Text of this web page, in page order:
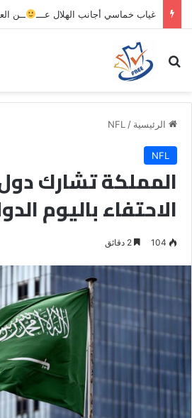
غياب خماسي أجانب الهلال عـــ ــن
بحث عن
الرئيسية /
NFL
NFL
المملكة تشارك
الاحتفاء باليوم
104